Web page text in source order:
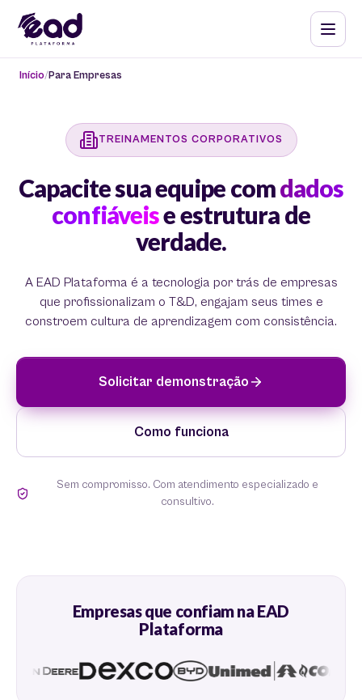
Início Para Empresas
TREINAMENTOS CORPORATIVOS
Capacite sua equipe comdados
confiáveise estrutura de
verdade.
A EAD Plataforma é a tecnologia por trás de empresas
que profissionalizam o T&D, engajam seus times e
constroem cultura de aprendizagem com consistência.
Solicitar demonstração
Como funciona
Sem compromisso. Com atendimento especializado e
consultivo.
Empresas que confiam na EAD
Plataforma